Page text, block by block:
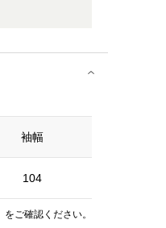
袖幅
104
をご確認ください。